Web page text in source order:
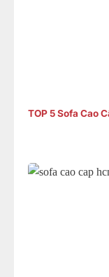
TOP 5 Sofa Cao